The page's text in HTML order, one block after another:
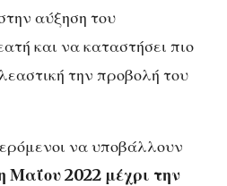
αύξηση του
και να καταστήσει πιο
την προβολή του
να υποβάλλουν
Μαΐου 2022 μέχρι την